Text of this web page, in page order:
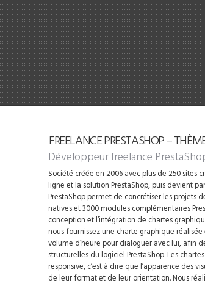
FREELANCE PRESTASHOP –
Développeur freelance
Société créée en 2006 avec plus de 250 sites
ligne et la solution PrestaShop, puis devient
PrestaShop permet de concrétiser les projets
natives et 3000 modules complémentaires
conception et l’intégration de chartes
nous fournissez une charte graphique
volume d’heure pour dialoguer avec lui, afin
structurelles du logiciel PrestaShop. Les
responsive, c’est à dire que l’apparence des
de leur format et de leur orientation. Nous